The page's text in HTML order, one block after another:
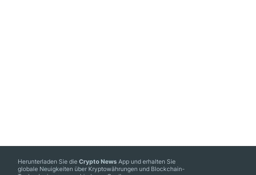
Herunterladen Sie dieCrypto News App und erhalten Sie
globale Neuigkeiten über Kryptowährungen und Blockchain-